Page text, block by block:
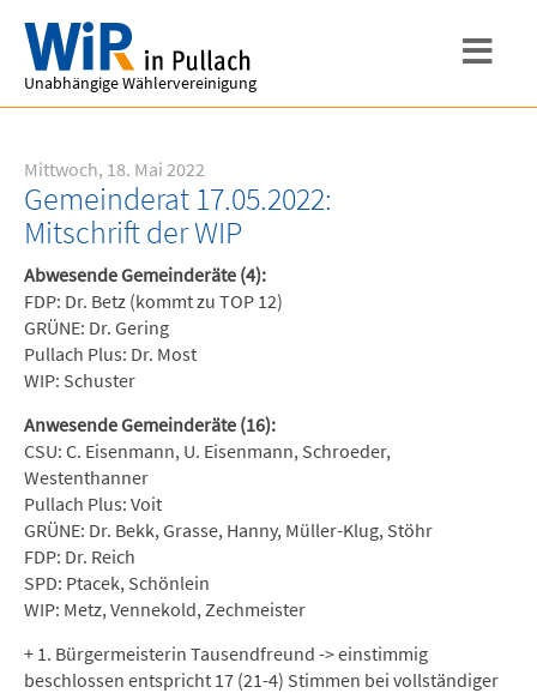
Unabhängige Wählervereinigung
Mittwoch, 18. Mai 2022
Gemeinderat 17.05.2022:
Mitschrift der WIP
Abwesende Gemeinderäte (4):
FDP: Dr. Betz (kommt zu TOP 12)
GRÜNE: Dr. Gering
Pullach Plus: Dr. Most
WIP: Schuster
Anwesende Gemeinderäte (16):
CSU: C. Eisenmann, U. Eisenmann, Schroeder,
Westenthanner
Pullach Plus: Voit
GRÜNE: Dr. Bekk, Grasse, Hanny, Müller-Klug, Stöhr
FDP: Dr. Reich
SPD: Ptacek, Schönlein
WIP: Metz, Vennekold, Zechmeister
+ 1. Bürgermeisterin Tausendfreund -> einstimmig
beschlossen entspricht 17 (21-4) Stimmen bei vollständiger